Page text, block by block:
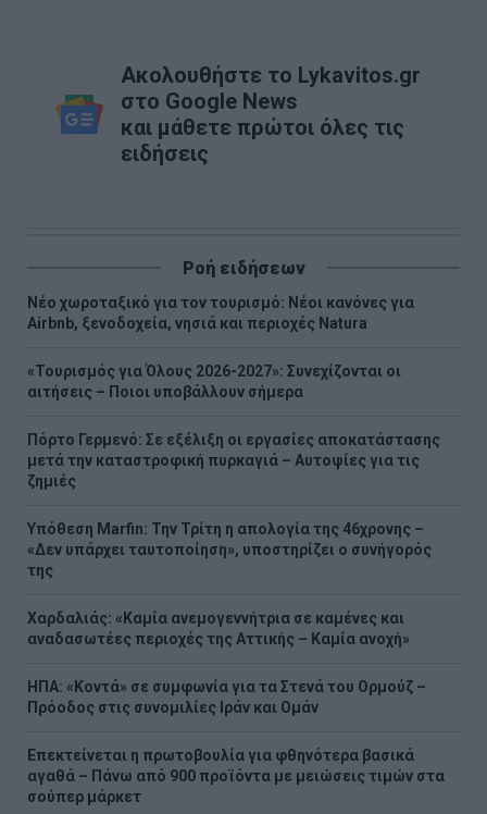
Ακολουθήστε το Lykavitos.gr
στο Google News
και μάθετε πρώτοι όλες τις
ειδήσεις
Ροή ειδήσεων
Νέο χωροταξικό για τον τουρισμό: Νέοι κανόνες για
Airbnb, ξενοδοχεία, νησιά και περιοχές Natura
«Τουρισμός για Όλους 2026-2027»: Συνεχίζονται οι
αιτήσεις – Ποιοι υποβάλλουν σήμερα
Πόρτο Γερμενό: Σε εξέλιξη οι εργασίες αποκατάστασης
μετά την καταστροφική πυρκαγιά – Αυτοψίες για τις
ζημιές
Υπόθεση Marfin: Την Τρίτη η απολογία της 46χρονης –
«Δεν υπάρχει ταυτοποίηση», υποστηρίζει ο συνήγορός
της
Χαρδαλιάς: «Καμία ανεμογεννήτρια σε καμένες και
αναδασωτέες περιοχές της Αττικής – Καμία ανοχή»
ΗΠΑ: «Κοντά» σε συμφωνία για τα Στενά του Ορμούζ –
Πρόοδος στις συνομιλίες Ιράν και Ομάν
Επεκτείνεται η πρωτοβουλία για φθηνότερα βασικά
αγαθά – Πάνω από 900 προϊόντα με μειώσεις τιμών στα
σούπερ μάρκετ